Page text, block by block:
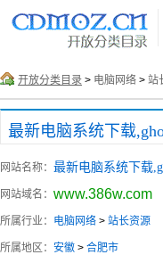
开放分类目录 > 电脑网络 > 站
最新电脑系统下载
网站名称： 最新电脑系统下载
网站域名： www.386w.com
所属行业： 电脑网络 > 站长资源
所属地区： 安徽 > 合肥市